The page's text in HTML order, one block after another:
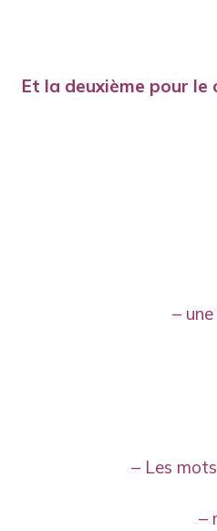
Et la deuxième pour
–
– Les
–